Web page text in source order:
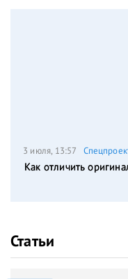
3 июля, 13:57
Как отличить
Статьи